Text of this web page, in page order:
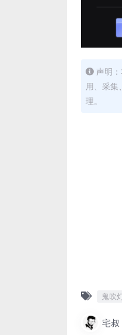
声明
用、采集
理。
鬼吹
宅叔